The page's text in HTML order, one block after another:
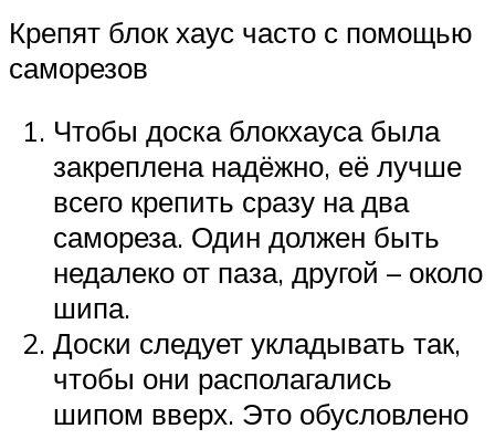
Крепят блок хаус часто с помощью
саморезов
Чтобы доска блокхауса была
закреплена надёжно, её лучше
всего крепить сразу на два
самореза. Один должен быть
недалеко от паза, другой – около
шипа.
Доски следует укладывать так,
чтобы они располагались
шипом вверх. Это обусловлено